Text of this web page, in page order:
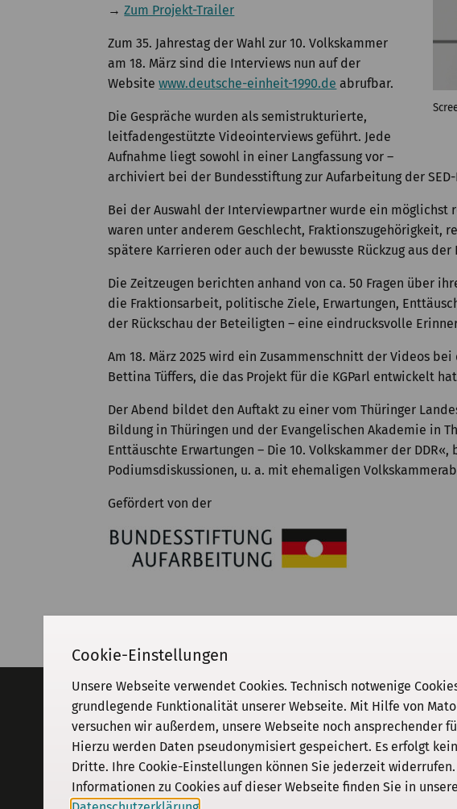
→Zum Projekt-Trailer
Zum 35. Jahrestag der Wahl zur 10. Volkskammer
am 18. März sind die Interviews nun auf der
Websitewww.deutsche-einheit-1990.de abrufbar.
Die Gespräche wurden als semistrukturierte,
leitfadengestützte Videointerviews geführt. Jede
Aufnahme liegt sowohl in einer Langfassung vor –
archiviert bei der Bundesstiftung zur Aufarbeitung der
Bei der Auswahl der Interviewpartner wurde ein
waren unter anderem Geschlecht, Fraktionszugehörigkeit,
spätere Karrieren oder auch der bewusste Rückzug aus der
Die Zeitzeugen berichten anhand von ca. 50 Fragen über
die Fraktionsarbeit, politische Ziele, Erwartungen,
der Rückschau der Beteiligten – eine eindrucksvolle
Am 18. März 2025 wird ein Zusammenschnitt der Videos
Bettina Tüffers, die das Projekt für die KGParl entwickelt
Der Abend bildet den Auftakt zu einer vom Thüringer
Bildung in Thüringen und der Evangelischen Akademie in
Enttäuschte Erwartungen – Die 10. Volkskammer der
Podiumsdiskussionen, u. a. mit ehemaligen
Gefördert von der
Adresse
KGParl
Kommission für Geschichte des
Parlamentarismus und der politischen
Parteien e. V.
Schiffbauerdamm 40·10117 Berlin
Cookie-Einstellungen
Unsere Webseite verwendet Cookies. Technisch notwenige
grundlegende Funktionalität unserer Webseite. Mit Hilfe von
versuchen wir außerdem, unsere Webseite noch ansprechender
Hierzu werden Daten pseudonymisiert gespeichert. Es erfolgt
Dritte. Ihre Cookie-Einstellungen können Sie jederzeit
Informationen zu Cookies auf dieser Webseite finden Sie in